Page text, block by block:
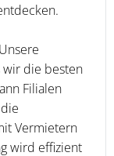
wir die besten
Filialen
Vermietern
wird effizient